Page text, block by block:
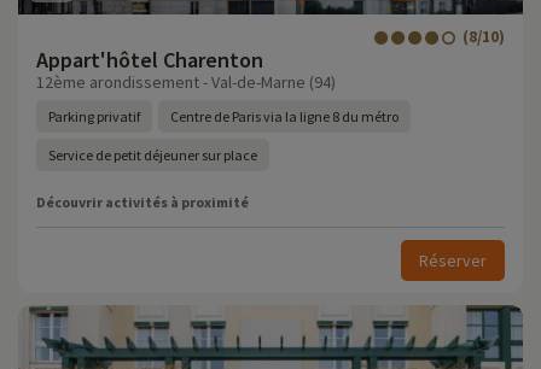
Appart'hôtel Charenton
(8/10)
12ème arondissement - Val-de-Marne (94)
Parking privatif Centre de Paris via la ligne 8 du métro
Service de petit déjeuner sur place
Découvrir activités à proximité
Réserver